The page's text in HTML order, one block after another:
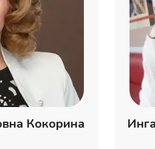
Арсен
Александр
Альбина
Алексей
Кокорина